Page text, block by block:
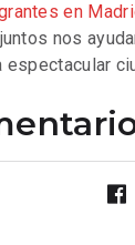
en
nos